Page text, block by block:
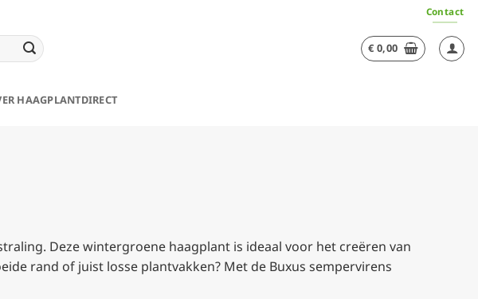
Contact
€ 0,00
HAAGPLANTDIRECT
Deze wintergroene haagplant is ideaal voor het creëren van
rand of juist losse plantvakken? Met de Buxus sempervirens